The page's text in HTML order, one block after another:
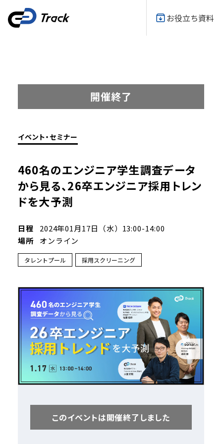
お役立ち資料
開催終了
イベント・セミナー
460名のエンジニア学生調査データ
から見る、26卒エンジニア採用トレン
ドを大予測
日程 2024年01月17日（水） 13:00-14:00
場所
オンライン
タレントプール 採用スクリーニング
このイベントは開催終了しました